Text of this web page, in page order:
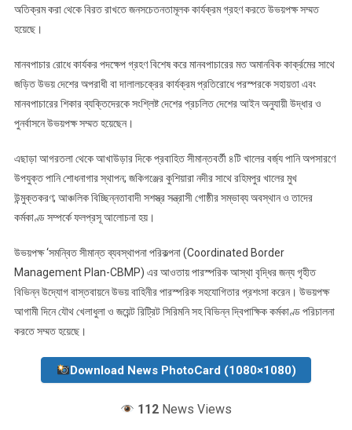
অতিক্রম করা থেকে বিরত রাখতে জনসচেতনতামূলক কার্যক্রম গ্রহণ করতে উভয়পক্ষ সম্মত
হয়েছে।
মানবপাচার রোধে কার্যকর পদক্ষেপ গ্রহণ বিশেষ করে মানবপাচারের মত অমানবিক কার্ক্রমের সাথে
জড়িত উভয় দেশের অপরাধী বা দালালচক্রের কার্যক্রম প্রতিরোধে পরস্পরকে সহায়তা এবং
মানবপাচারের শিকার ব্যক্তিদেরকে সংশ্লিষ্ট দেশের প্রচলিত দেশের আইন অনুযায়ী উদ্ধার ও
পুনর্বাসনে উভয়পক্ষ সম্মত হয়েছেন।
এছাড়া আগরতলা থেকে আখাউড়ার দিকে প্রবাহিত সীমান্তবর্তী ৪টি খালের বর্জ্য পানি অপসারণে
উপযুক্ত পানি শোধনাগার স্থাপন; জকিগঞ্জের কুশিয়ারা নদীর সাথে রহিমপুর খালের মুখ
উন্মুক্তকরণ; আঞ্চলিক বিচ্ছিন্নতাবাদী সশস্ত্র সন্ত্রাসী গোষ্ঠীর সম্ভাব্য অবস্থান ও তাদের
কর্মকাণ্ড সম্পর্কে ফলপ্রসূ আলোচনা হয়।
উভয়পক্ষ ‘সমন্বিত সীমান্ত ব্যবস্থাপনা পরিকল্পনা (Coordinated Border
Management Plan-CBMP) এর আওতায় পারস্পরিক আস্থা বৃদ্ধির জন্য গৃহীত
বিভিন্ন উদ্যোগ বাস্তবায়নে উভয় বাহিনীর পারস্পরিক সহযোগিতার প্রশংসা করেন। উভয়পক্ষ
আগামী দিনে যৌথ খেলাধুলা ও জয়েন্ট রিট্রিট সিরিমনি সহ বিভিন্ন দ্বিপাক্ষিক কর্মকাণ্ড পরিচালনা
করতে সম্মত হয়েছে।
Download News PhotoCard (1080×1080)
112 News Views